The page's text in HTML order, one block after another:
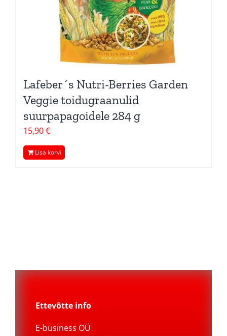
Lafeber´s Nutri-Berries Garden
Veggie toidugraanulid
suurpapagoidele 284 g
15,90€
Lisa korvi
Ettevõtte info
E-business OÜ